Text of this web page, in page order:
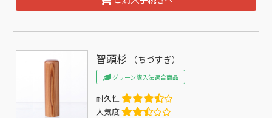
智頭杉 （ちづすぎ）
グリーン購入法適合商品
耐久性
人気度